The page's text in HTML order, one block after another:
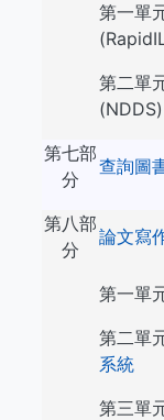
第一單
第二單
(NDDS)
第七部
分
查詢圖
第八部
分
論文寫
第一單
第二單
系統
第三單